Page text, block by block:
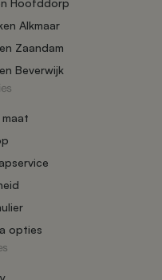
Hoofddorp
Alkmaar
Zaandam
Beverwijk
opties